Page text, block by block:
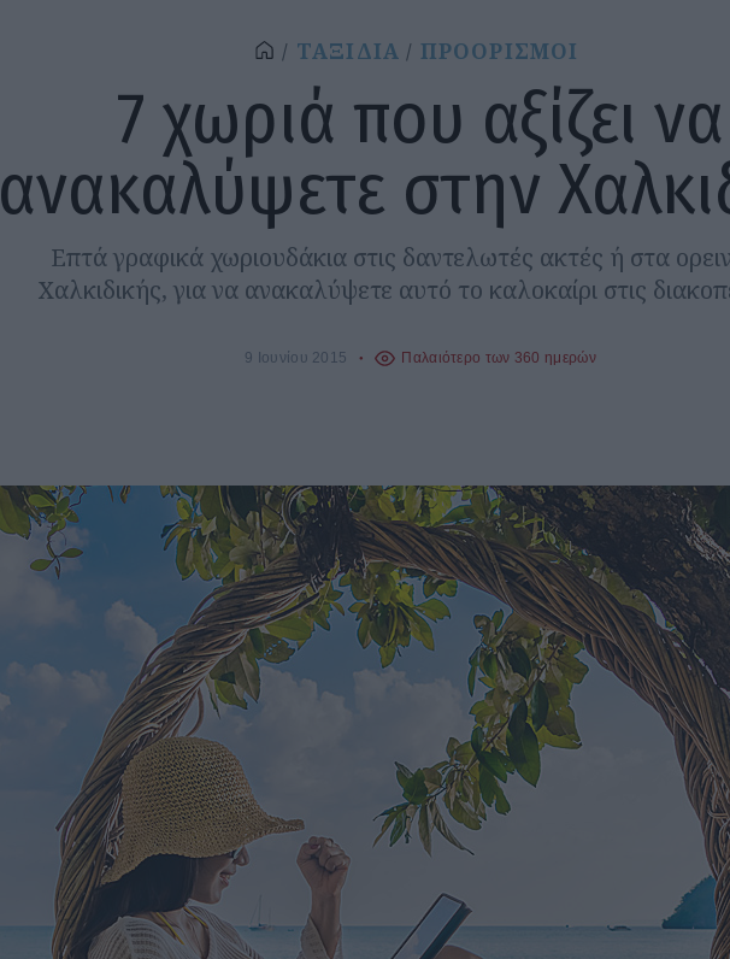
ΤΑΞΙΔΙΑ ΠΡΟΟΡΙΣΜΟΙ
7 χωριά που αξίζει να
ανακαλύψετε στην
Επτά γραφικά χωριουδάκια στις δαντελωτές ακτές ή στα
Χαλκιδικής, για να ανακαλύψετε αυτό το καλοκαίρι στις
9 Ιουνίου 2015 Παλαιότερο των 360 ημερών